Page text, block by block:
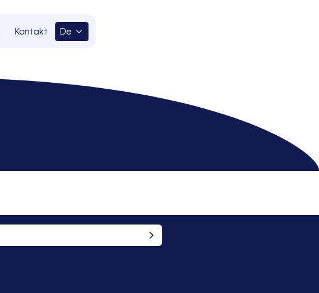
Kontakt De